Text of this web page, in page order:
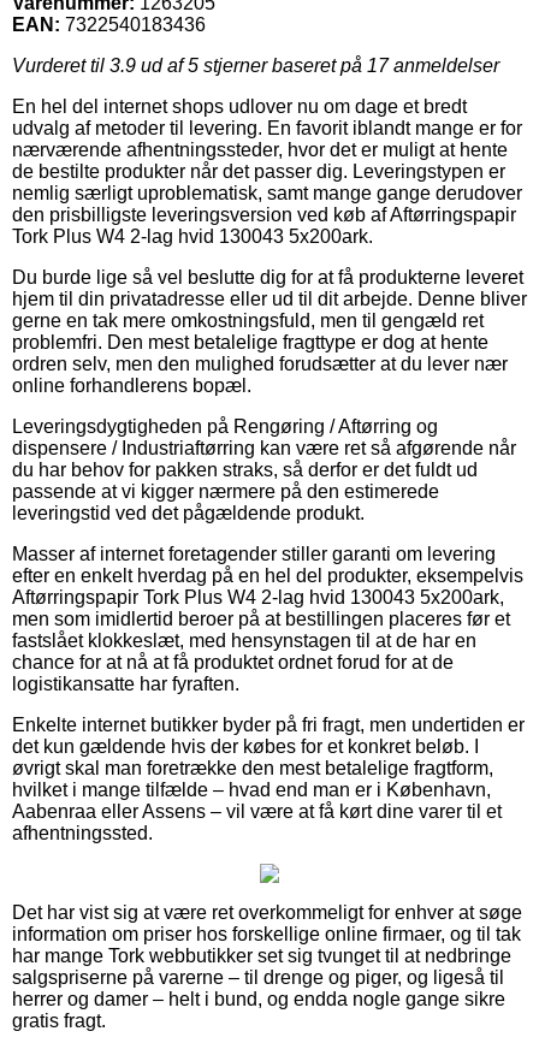
EAN: 7322540183436
Vurderet til 3.9 ud af 5 stjerner baseret på 17anmeldelser
En hel del internet shops udlover nu om dage et bredt
udvalg af metoder til levering. En favorit iblandt mange er for
nærværende afhentningssteder, hvor det er muligt at hente
de bestilte produkter når det passer dig. Leveringstypen er
nemlig særligt uproblematisk, samt mange gange derudover
den prisbilligste leveringsversion ved køb af Aftørringspapir
Tork Plus W4 2-lag hvid 130043 5x200ark.
Du burde lige så vel beslutte dig for at få produkterne leveret
hjem til din privatadresse eller ud til dit arbejde. Denne bliver
gerne en tak mere omkostningsfuld, men til gengæld ret
problemfri. Den mest betalelige fragttype er dog at hente
ordren selv, men den mulighed forudsætter at du lever nær
online forhandlerens bopæl.
Leveringsdygtigheden på Rengøring / Aftørring og
dispensere / Industriaftørring kan være ret så afgørende når
du har behov for pakken straks, så derfor er det fuldt ud
passende at vi kigger nærmere på den estimerede
leveringstid ved det pågældende produkt.
Masser af internet foretagender stiller garanti om levering
efter en enkelt hverdag på en hel del produkter, eksempelvis
Aftørringspapir Tork Plus W4 2-lag hvid 130043 5x200ark,
men som imidlertid beroer på at bestillingen placeres før et
fastslået klokkeslæt, med hensynstagen til at de har en
chance for at nå at få produktet ordnet forud for at de
logistikansatte har fyraften.
Enkelte internet butikker byder på fri fragt, men undertiden er
det kun gældende hvis der købes for et konkret beløb. I
øvrigt skal man foretrække den mest betalelige fragtform,
hvilket i mange tilfælde – hvad end man er i København,
Aabenraa eller Assens – vil være at få kørt dine varer til et
afhentningssted.
Det har vist sig at være ret overkommeligt for enhver at søge
information om priser hos forskellige online firmaer, og til tak
har mange Tork webbutikker set sig tvunget til at nedbringe
salgspriserne på varerne – til drenge og piger, og ligeså til
herrer og damer – helt i bund, og endda nogle gange sikre
gratis fragt.